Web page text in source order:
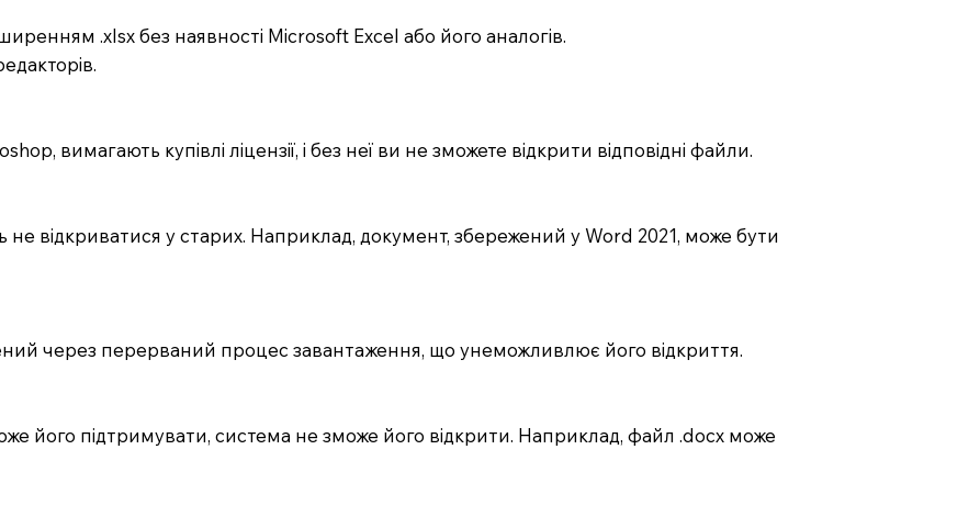
.xlsx без наявності Microsoft Excel або його аналогів.
вимагають купівлі ліцензії, і без неї ви не зможете відкрити відповідні файли.
відкриватися у старих. Наприклад, документ, збережений у Word 2021, може бути
через перерваний процес завантаження, що унеможливлює його відкриття.
його підтримувати, система не зможе його відкрити. Наприклад, файл .docx може